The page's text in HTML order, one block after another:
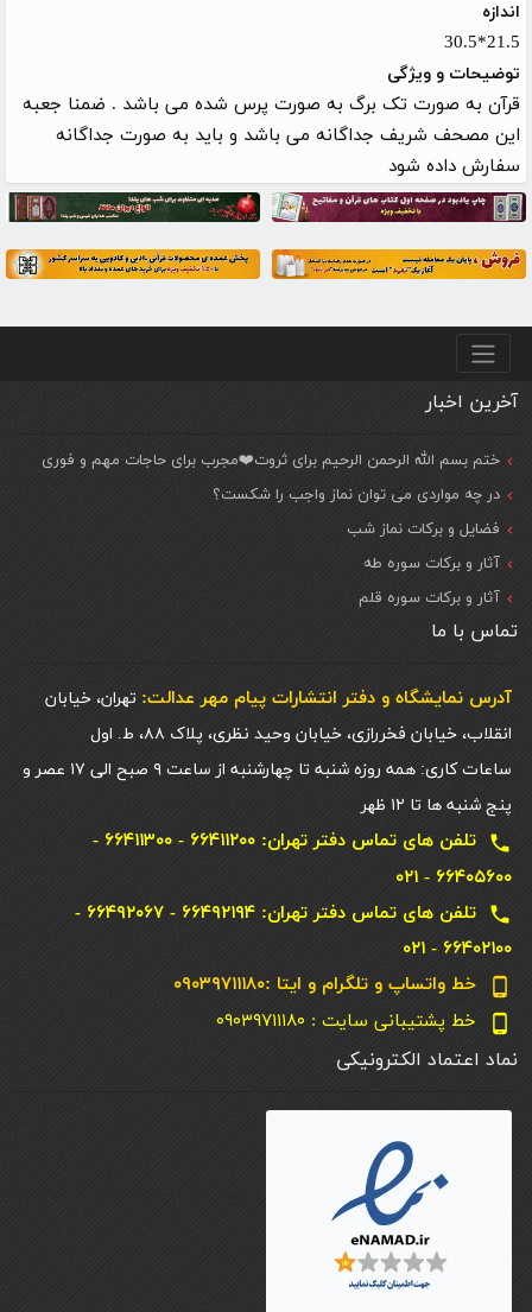
اندازه
21.5*30.5
توضیحات و ویژگی
قرآن به صورت تک برگ به صورت پرس شده می باشد . ضمنا جعبه
این مصحف شریف جداگانه می باشد و باید به صورت جداگانه
سفارش داده شود
منو پایین
آخرین اخبار
ختم بسم الله الرحمن الرحیم برای ثروت❤️مجرب برای حاجات مهم و فوری
در چه مواردی می توان نماز واجب را شکست؟
فضایل و برکات نماز شب
آثار و برکات سوره طه
آثار و برکات سوره قلم
تماس با ما
آدرس نمایشگاه و دفتر انتشارات پيام مهر عدالت: تهران، خیابان
انقلاب، خیابان فخررازی، خیابان وحید نظری، پلاک ۸۸، ط. اول
ساعات کاری: همه روزه شنبه تا چهارشنبه از ساعت ۹ صبح الی ۱۷ عصر و
پنج شنبه ها تا ۱۲ ظهر
local_phone
تلفن های تماس دفتر تهران: ۶۶۴۱۱۲۰۰ - ۶۶۴۱۱۳۰۰ -
۶۶۴۰۵۶۰۰ - ۰۲۱
local_phone
تلفن های تماس دفتر تهران: ۶۶۴۹۲۱۹۴ - ۶۶۴۹۲۰۶۷ -
۶۶۴۰۲۱۰۰ - ۰۲۱
phone_android خط واتساپ و تلگرام و ایتا :۰۹۰۳۹۷۱۱۱۸۰
phone_android خط پشتیبانی سایت : ۰۹۰۳۹۷۱۱۱۸۰
نماد اعتماد الکترونیکی